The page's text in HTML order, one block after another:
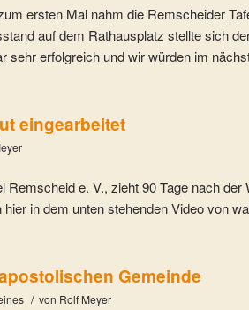
ersten Mal nahm die Remscheider
auf dem Rathausplatz stellte sich
sehr erfolgreich und wir würden im
eingearbeitet
Remscheid e. V., zieht 90 Tage nach
in dem unten stehenden Video von
Gemeinde
/ von Rolf Meyer